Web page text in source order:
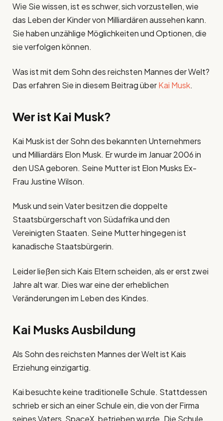
Wie Sie wissen, ist es schwer, sich vorzustellen, wie
das Leben der Kinder von Milliardären aussehen kann.
Sie haben unzählige Möglichkeiten und Optionen, die
sie verfolgen können.
Was ist mit dem Sohn des reichsten Mannes der Welt?
Das erfahren Sie in diesem Beitrag überKai Musk.
Wer ist Kai Musk?
Kai Musk ist der Sohn des bekannten Unternehmers
und Milliardärs Elon Musk. Er wurde im Januar 2006 in
den USA geboren. Seine Mutter ist Elon Musks Ex-
Frau Justine Wilson.
Musk und sein Vater besitzen die doppelte
Staatsbürgerschaft von Südafrika und den
Vereinigten Staaten. Seine Mutter hingegen ist
kanadische Staatsbürgerin.
Leider ließen sich Kais Eltern scheiden, als er erst zwei
Jahre alt war. Dies war eine der erheblichen
Veränderungen im Leben des Kindes.
Kai Musks Ausbildung
Als Sohn des reichsten Mannes der Welt ist Kais
Erziehung einzigartig.
Kai besuchte keine traditionelle Schule. Stattdessen
schrieb er sich an einer Schule ein, die von der Firma
seines Vaters, SpaceX, betrieben wurde. Die Schule